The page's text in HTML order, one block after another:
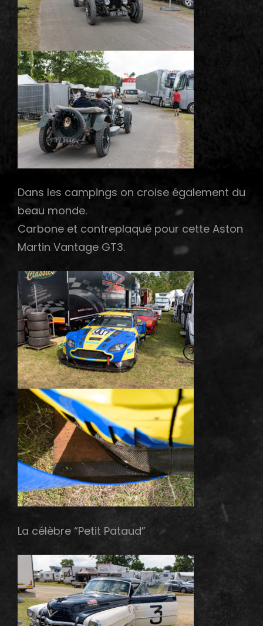
Dans les campings on croise également du
beau monde.
Carbone et contreplaqué pour cette Aston
Martin Vantage GT3.
La célèbre “Petit Pataud”